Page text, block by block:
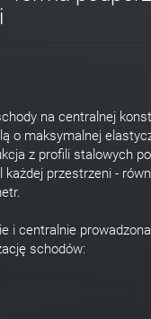
na centralnej
o maksymalnej
z profili stalowych
każdej przestrzeni -
i centralnie
schodów: